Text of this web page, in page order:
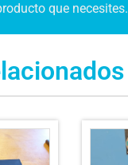
que necesites.